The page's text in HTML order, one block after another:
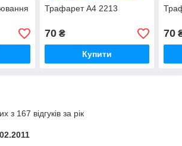
Трафарет А4 2213
70₴
Купити
70
з 167 відгуків за рік